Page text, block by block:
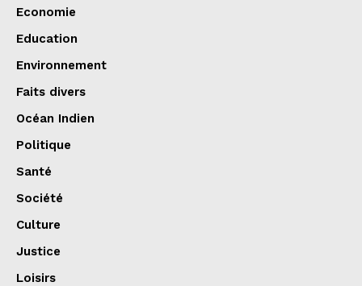
Economie
Education
Environnement
Faits divers
Océan Indien
Politique
Santé
Société
Culture
Justice
Loisirs